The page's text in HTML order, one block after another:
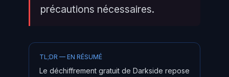
précautions nécessaires.
TL;DR — EN RÉSUMÉ
Le déchiffrement gratuit de Darkside repose